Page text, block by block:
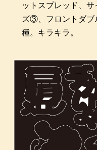
ットスプレッド、
ズ③、フロントダブ
種。キラキラ。